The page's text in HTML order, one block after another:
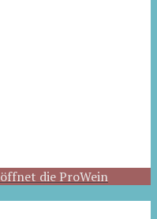
die ProWein